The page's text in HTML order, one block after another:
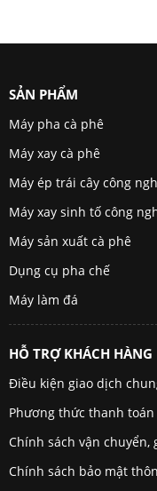
SẢN PHẨM
Máy pha cà phê
Máy xay cà phê
Máy ép trái cây công
Máy xay sinh tố công
Máy sản xuất cà phê
Dụng cụ pha chế
Máy làm đá
HỖ TRỢ KHÁCH HÀNG
Điều kiện giao dịch
Phương thức thanh toán
Chính sách vận chuyển,
Chính sách bảo mật